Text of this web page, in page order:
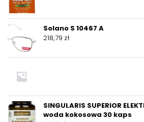
Solano S 10467 A
218,79 zł
SINGULARIS SUPERIOR
woda kokosowa 30 kaps